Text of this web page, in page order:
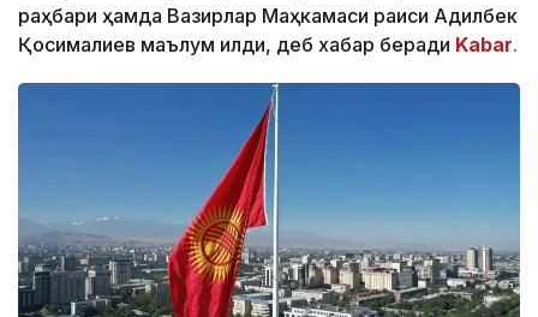
раҳбари ҳамда Вазирлар Маҳкамаси раиси Адилбек
Қосималиев маълум қилди, деб хабар беради Kabar.